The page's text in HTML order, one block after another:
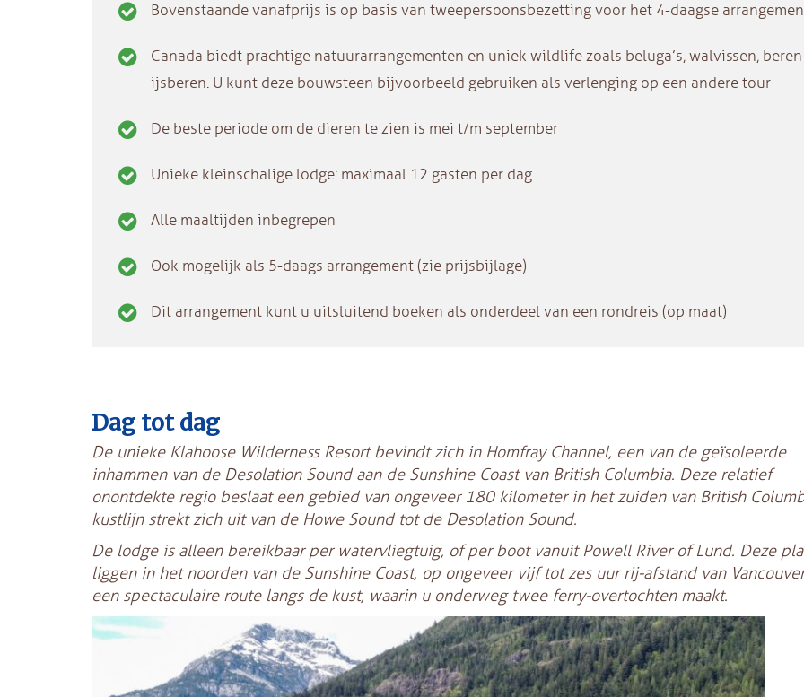
Bovenstaande vanafprijs is op basis van tweepersoonsbezetting voor het 4-daagse
Canada biedt prachtige natuurarrangementen en uniek wildlife zoals beluga’s, walvissen,
ijsberen. U kunt deze bouwsteen bijvoorbeeld gebruiken als verlenging op een andere tour
De beste periode om de dieren te zien is mei t/m september
Unieke kleinschalige lodge: maximaal 12 gasten per dag
Alle maaltijden inbegrepen
Ook mogelijk als 5-daags arrangement (zie prijsbijlage)
Dit arrangement kunt u uitsluitend boeken als onderdeel van een rondreis (op maat)
Dag tot dag
De unieke Klahoose Wilderness Resort bevindt zich in Homfray Channel, een van de geïsoleerde
inhammen van de Desolation Sound aan de Sunshine Coast van British Columbia. Deze relatief
onontdekte regio beslaat een gebied van ongeveer 180 kilometer in het zuiden van British
kustlijn strekt zich uit van de Howe Sound tot de Desolation Sound.
De lodge is alleen bereikbaar per watervliegtuig, of per boot vanuit Powell River of Lund. Deze
liggen in het noorden van de Sunshine Coast, op ongeveer vijf tot zes uur rij-afstand van
een spectaculaire route langs de kust, waarin u onderweg twee ferry-overtochten maakt.